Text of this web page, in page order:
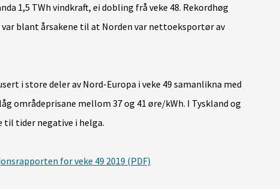
1,5 TWh vindkraft, ei dobling frå veke 48. Rekordhøg
blant årsakene til at Norden var nettoeksportør av
i store deler av Nord-Europa i veke 49 samanlikna med
områdeprisane mellom 37 og 41 øre/kWh. I Tyskland og
til tider negative i helga.
for veke 49 2019 (PDF)